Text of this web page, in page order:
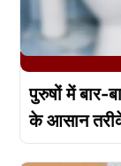
पुरुषों में बार-
के आसान